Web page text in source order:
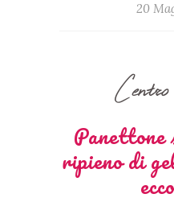
20
Panettone
ripieno di